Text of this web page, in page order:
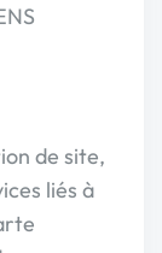
de site,
liés à